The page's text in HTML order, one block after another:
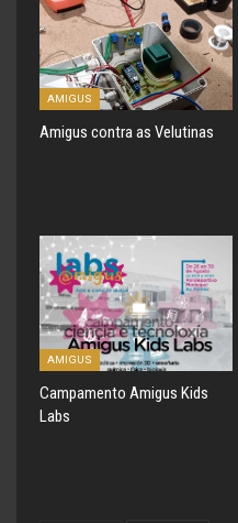
AMIGUS
Amigus contra as Velutinas
AMIGUS
Campamento Amigus Kids
Labs